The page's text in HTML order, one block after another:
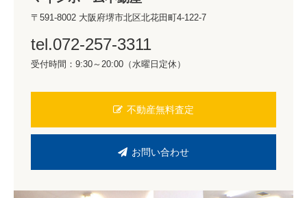
〒591-8002 大阪府堺市北区北花田町4-122-7
tel.072-257-3311
受付時間：9:30～20:00（水曜日定休）
不動産無料査定
お問い合わせ